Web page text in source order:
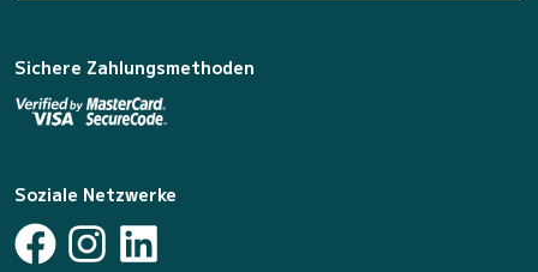
Sichere Zahlungsmethoden
Soziale Netzwerke